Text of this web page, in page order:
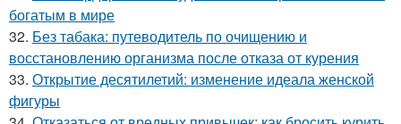
богатым в мире
32. Без табака: путеводитель по очищению и
восстановлению организма после отказа от курения
33. Открытие десятилетий: изменение идеала женской
фигуры